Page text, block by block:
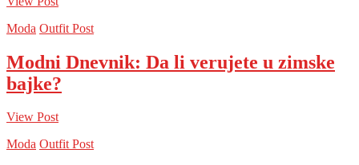
Moda Outfit Post
Modni Dnevnik: Da li verujete u zimske
bajke?
View Post
Moda Outfit Post